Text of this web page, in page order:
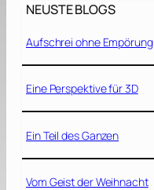
NEUSTE BLOGS
Aufschrei ohne Empörung
Eine Perspektive für 3D
Ein Teil des Ganzen
Vom Geist der Weihnacht